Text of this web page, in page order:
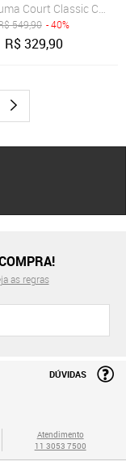
Court Classic Clean
549,90 - 40%
R$329,90
as regras
DÚVIDAS
Atendimento
11 3053 7500